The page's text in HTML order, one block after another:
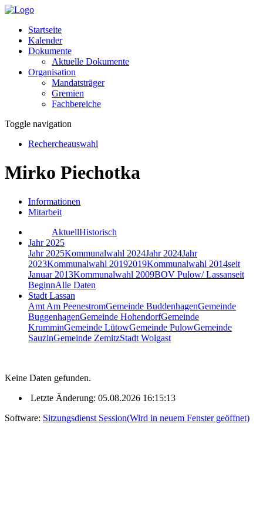
Startseite
Kalender
Dokumente
Aktuelle Dokumente
Organisation
Mandatsträger
Gremien
Fachbereiche
Toggle navigation
Rechercheauswahl
Mirko Piechotka
Informationen
Mitarbeit
AktuellHistorisch
Jahr 2025
Jahr 2025Kommunalwahl 2024Jahr 2024Jahr
2023Kommunalwahl 20192019Kommunalwahl 2014seit
Januar 2013Kommunalwahl 2009BOV Pulow/ Lassanseit
BeginnAlle Daten
Stadt Lassan
Amt Am PeenestromGemeinde BuddenhagenGemeinde
BuggenhagenGemeinde HohendorfGemeinde
KrumminGemeinde LütowGemeinde PulowGemeinde
SauzinGemeinde ZemitzStadt Wolgast
Keine Daten gefunden.
Letzte Änderung: 05.08.2026 16:15:13
Software: Sitzungsdienst Session(Wird in neuem Fenster geöffnet)